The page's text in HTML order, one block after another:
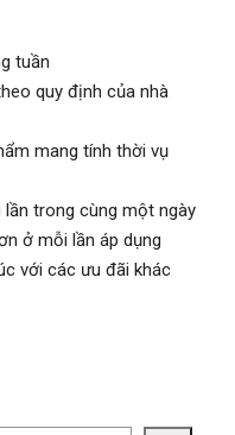
tuần
quy định của nhà
mang tính thời vụ
trong cùng một ngày
ở mỗi lần áp dụng
với các ưu đãi khác